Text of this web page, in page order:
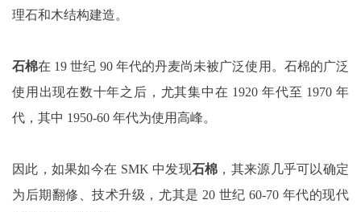
理石和木结构建造。
石棉在 19 世纪 90 年代的丹麦尚未被广泛使用。石棉的广泛
使用出现在数十年之后，尤其集中在 1920 年代至 1970 年
代，其中 1950-60 年代为使用高峰。
因此，如果如今在 SMK 中发现石棉 ，其来源几乎可以确定
为后期翻修、技术升级，尤其是 20 世纪 60-70 年代的现代